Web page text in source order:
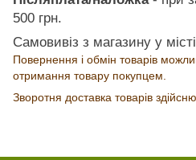
500 грн.
Самовивіз з магазину у
Повернення і обмін товарів
отримання товару покупцем.
Зворотня доставка товарів